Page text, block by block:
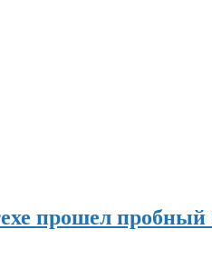
прошел